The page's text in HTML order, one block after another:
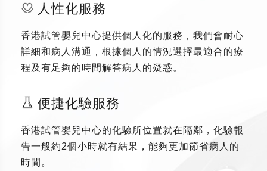
人性化服務
香港試管嬰兒中心提供個人化的服務，我們會耐心
詳細和病人溝通，根據個人的情況選擇最適合的療
程及有足夠的時間解答病人的疑惑。
便捷化驗服務
香港試管嬰兒中心的化驗所位置就在隔鄰，化驗報
告一般約2個小時就有結果，能夠更加節省病人的
時間。